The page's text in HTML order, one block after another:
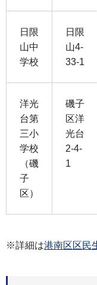
日限
山中
学校
日限
山4-
33-1
洋光
台第
三小
学校
（磯
子
区）
磯子
区洋
光台
2-4-
1
※詳細は港南区区民